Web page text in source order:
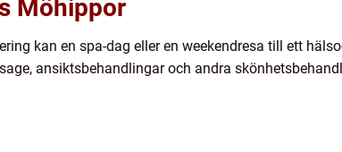
Möhippor
kan en spa-dag eller en weekendresa till ett
ansiktsbehandlingar och andra